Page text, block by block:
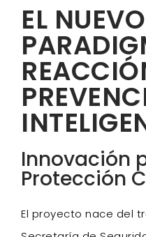
EL NUEVO
Innovación
Protección
El proyecto nace del